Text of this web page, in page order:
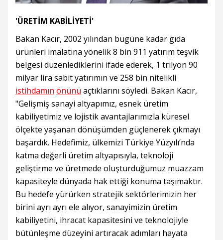
'ÜRETİM KABİLİYETİ'
Bakan Kacır, 2002 yılından bugüne kadar gıda
ürünleri imalatına yönelik 8 bin 911 yatırım teşvik
belgesi düzenlediklerini ifade ederek, 1 trilyon 90
milyar lira sabit yatırımın ve 258 bin nitelikli
istihdamın önünü açtıklarını söyledi. Bakan Kacır,
"Gelişmiş sanayi altyapımız, esnek üretim
kabiliyetimiz ve lojistik avantajlarımızla küresel
ölçekte yaşanan dönüşümden güçlenerek çıkmayı
başardık. Hedefimiz, ülkemizi Türkiye Yüzyılı’nda
katma değerli üretim altyapısıyla, teknoloji
geliştirme ve üretmede oluşturduğumuz muazzam
kapasiteyle dünyada hak ettiği konuma taşımaktır.
Bu hedefe yürürken stratejik sektörlerimizin her
birini ayrı ayrı ele alıyor, sanayimizin üretim
kabiliyetini, ihracat kapasitesini ve teknolojiyle
bütünleşme düzeyini artıracak adımları hayata